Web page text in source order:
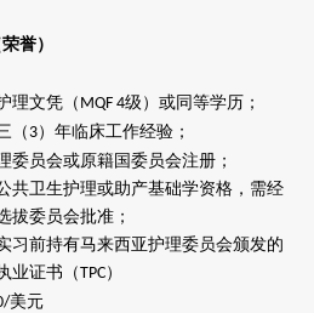
誉）
理文凭（ MQF 4级）或同等学历；
（ 3）年临床工作经验；
委员会或原籍国委员会注册；
共卫生护理或助产基础学资格，需经
拔委员会批准；
习前持有马来西亚护理委员会颁发的
业证书（TPC）
美元